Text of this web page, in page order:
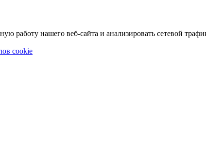
работу нашего веб-сайта и анализировать сетевой
cookie